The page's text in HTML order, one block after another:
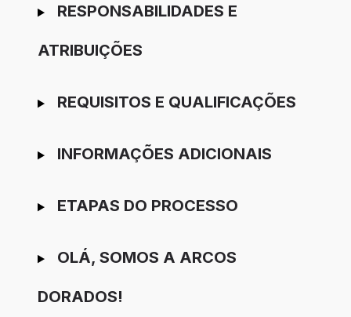
RESPONSABILIDADES E
ATRIBUIÇÕES
REQUISITOS E QUALIFICAÇÕES
INFORMAÇÕES ADICIONAIS
ETAPAS DO PROCESSO
OLÁ, SOMOS A ARCOS
DORADOS!